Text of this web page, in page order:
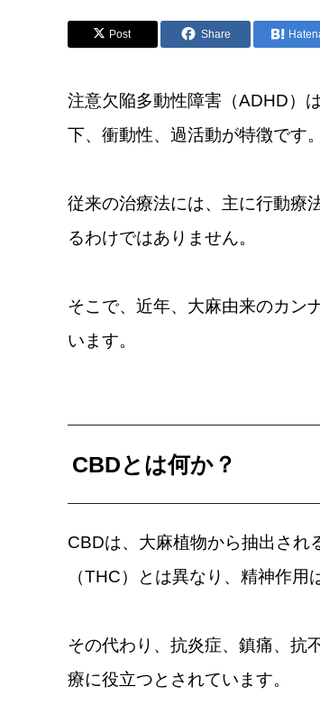
Post Share
注意欠陥多動性障害（ADHD）
下、衝動性、過活動が特徴です。
従来の治療法には、主に行動療
るわけではありません。
そこで、近年、大麻由来のカン
います。
CBDとは何か？
CBDは、大麻植物から抽出され
（THC）とは異なり、精神作用
その代わり、抗炎症、鎮痛、抗
療に役立つとされています。